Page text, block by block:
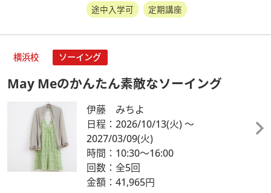
途中入学可 定期講座
横浜校 ソーイング
May Meのかんたん素敵なソーイング
伊藤 みちよ
日程：2026/10/13(火)～
2027/03/09(火)
時間：10:30～16:00
回数：全5回
金額：41,965円